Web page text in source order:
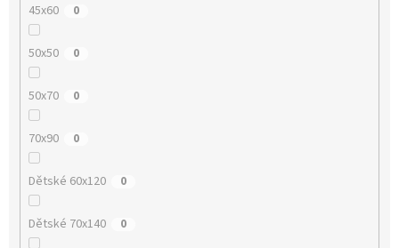
45x60 0
50x50 0
50x70 0
70x90 0
Dětské 60x120 0
Dětské 70x140 0